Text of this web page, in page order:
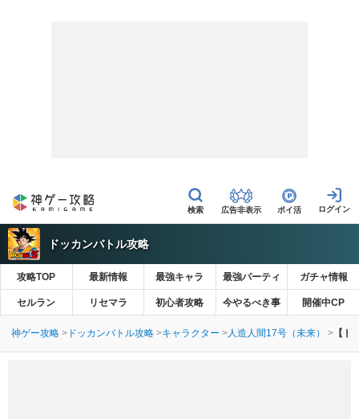
広告非表示 ポイ活
ドッカンバトル攻略
攻略TOP 最新情報 最強キャラ 最強パーティ ガチャ情報
セルラン リセマラ 初心者攻略 今やるべき事 開催中CP
神ゲー攻略 ドッカンバトル攻略 キャラクター 人造人間17号（未来） 【